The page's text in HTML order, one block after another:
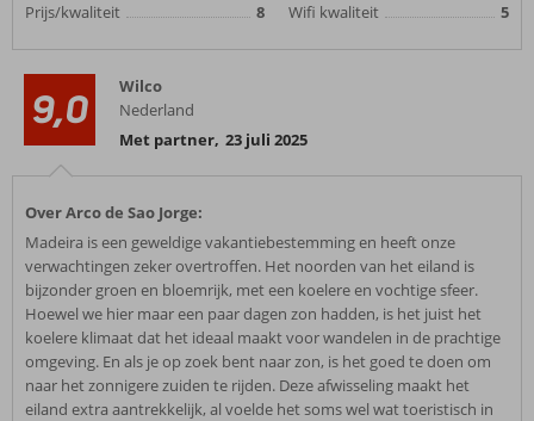
Prijs/kwaliteit
8
Wifi kwaliteit
5
9,0
Wilco
Nederland
Met partner, 23 juli 2025
Over Arco de Sao Jorge:
Madeira is een geweldige vakantiebestemming en heeft onze
verwachtingen zeker overtroffen. Het noorden van het eiland is
bijzonder groen en bloemrijk, met een koelere en vochtige sfeer.
Hoewel we hier maar een paar dagen zon hadden, is het juist het
koelere klimaat dat het ideaal maakt voor wandelen in de prachtige
omgeving. En als je op zoek bent naar zon, is het goed te doen om
naar het zonnigere zuiden te rijden. Deze afwisseling maakt het
eiland extra aantrekkelijk, al voelde het soms wel wat toeristisch in